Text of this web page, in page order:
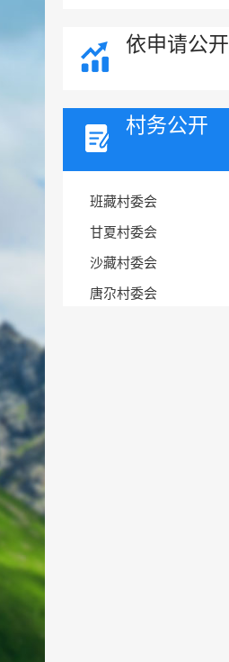
依申请公开
村务公开
班藏村委会
甘夏村委会
沙藏村委会
唐尕村委会